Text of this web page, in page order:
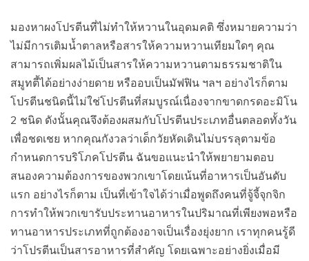
มองหาผงโปรตีนที่ไม่ทำให้หวานในอุดมคติ ซึ่งหมายความว่า
ไม่มีการเติมน้ำตาลหรือสารให้ความหวานเทียมใดๆ คุณ
สามารถเพิ่มผลไม้เป็นสารให้ความหวานตามธรรมชาติใน
สมูทตี้ได้อย่างง่ายดาย หรืออบเป็นมัฟฟิน ฯลฯ อย่างไรก็ตาม
โปรตีนชนิดนี้ไม่ใช่โปรตีนที่สมบูรณ์เนื่องจากขาดกรดอะมิโน
2 ชนิด ดังนั้นคุณจึงต้องผสมกับโปรตีนประเภทอื่นตลอดทั้งวัน
เพื่อชดเชย หากคุณกังวลว่าเด็กวัยหัดเดินไม่บรรลุตามข้อ
กำหนดการบริโภคโปรตีน ฉันขอแนะนำให้พยายามตอบ
สนองความต้องการของพวกเขาโดยเน้นที่อาหารเป็นอันดับ
แรก อย่างไรก็ตาม เป็นที่เข้าใจได้ว่าเมื่อพูดถึงคนที่จู้จี้จุกจิก
การทำให้พวกเขารับประทานอาหารในปริมาณที่เพียงพอหรือ
ทานอาหารประเภทที่ถูกต้องอาจเป็นเรื่องยุ่งยาก เราทุกคนรู้ดี
ว่าโปรตีนเป็นสารอาหารที่สำคัญ โดยเฉพาะอย่างยิ่งเมื่อมี